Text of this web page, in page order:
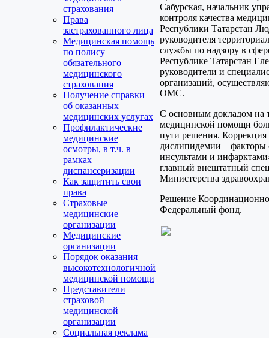
страхования
Права
застрахованного лица
Медицинская помощь
по полису
обязательного
медицинского
страхования
Получение справки
об оказанных
медицинских услугах
Профилактические
медицинские
осмотры, в т.ч. в
рамках
диспансеризации
Как защитить свои
права
Страховые
медицинские
организации
Медицинские
организации
Порядок оказания
высокотехнологичной
медицинской помощи
Представители
страховой
медицинской
организации
Социальная реклама
Сабурская, начальник
контроля качества
Республики Татарстан
руководителя
службы по надзору в
Республике Татарстан
руководители и
организаций,
ОМС.
С основным докладом на
медицинской помощи
пути решения. Коррекция
дислипидемии – факторы
инсультами и
главный внештатный
Министерства
Решение
Федеральный фонд.